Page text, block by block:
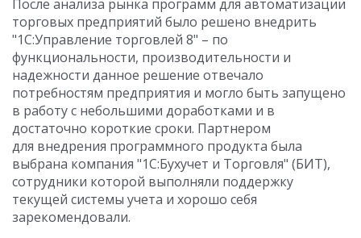
После анализа рынка программ для автоматизации
торговых предприятий было решено внедрить
"1С:Управление торговлей 8" – по
функциональности, производительности и
надежности данное решение отвечало
потребностям предприятия и могло быть запущено
в работу с небольшими доработками и в
достаточно короткие сроки. Партнером
для внедрения программного продукта была
выбрана компания "1С:Бухучет и Торговля" (БИТ),
сотрудники которой выполняли поддержку
текущей системы учета и хорошо себя
зарекомендовали.